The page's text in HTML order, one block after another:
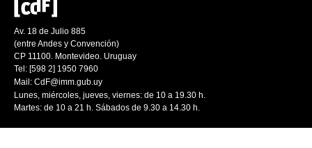
Av. 18 de Julio 885
(entre Andes y Convención)
CP 11100. Montevideo. Uruguay
Tel: [598 2] 1950 7960
Mail: CdF@imm.gub.uy
Lunes, miércoles, jueves, viernes: de 10 a 19.30 h.
Martes: de 10 a 21 h. Sábados de 9.30 a 14.30 h.